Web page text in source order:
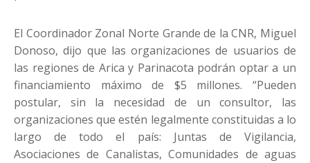
El Coordinador Zonal Norte Grande de la CNR, Miguel
Donoso, dijo que las organizaciones de usuarios de
las regiones de Arica y Parinacota podrán optar a un
financiamiento máximo de $5 millones. “Pueden
postular, sin la necesidad de un consultor, las
organizaciones que estén legalmente constituidas a lo
largo de todo el país: Juntas de Vigilancia,
Asociaciones de Canalistas, Comunidades de aguas